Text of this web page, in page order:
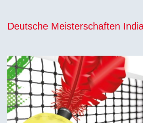
Deutsche Meisterschaften